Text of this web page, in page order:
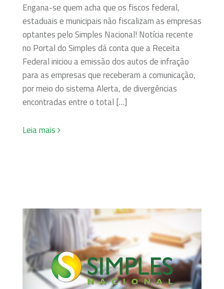
Engana-se quem acha que os fiscos federal,
estaduais e municipais não fiscalizam as empresas
optantes pelo Simples Nacional! Notícia recente
no Portal do Simples dá conta que a Receita
Federal iniciou a emissão dos autos de infração
para as empresas que receberam a comunicação,
por meio do sistema Alerta, de divergências
encontradas entre o total […]
Leia mais